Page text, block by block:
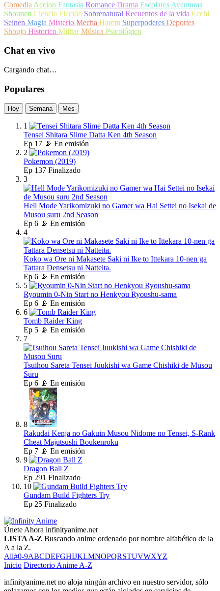
ComediaAccion Fantasia Romance Drama EscolaresAventuras
Shounen Ciencia Ficción Sobrenatural Recuentos de la vida Ecchi
Seinen Magia Misterio Mecha Harem Superpoderes Deportes
Shoujo Historico MilitarMúsica Psicológico
Chat en vivo
Cargando chat…
Populares
Hoy Semana Mes
1
Tensei Shitara Slime Datta Ken 4th Season
Ep 17 📡 En emisión
2
Pokemon (2019)
Ep 137 Finalizado
3
Hell Mode Yarikomizuki no Gamer wa Hai Settei no Isekai de
Musou suru 2nd Season
Ep 6 📡 En emisión
4
Koko wa Ore ni Makasete Saki ni Ike to Ittekara 10-nen ga
Tattara Densetsu ni Natteita.
Ep 6 📡 En emisión
5
Ryoumin 0-Nin Start no Henkyou Ryoushu-sama
Ep 6 📡 En emisión
6
Tomb Raider King
Ep 5 📡 En emisión
7
Tsuihou Sareta Tensei Juukishi wa Game Chishiki de Musou
Suru
Ep 6 📡 En emisión
8
Rakudai Kenja no Gakuin Musou Nidome no Tensei, S-Rank
Cheat Majutsushi Boukenroku
Ep 7 📡 En emisión
9
Dragon Ball Z
Ep 291 Finalizado
10
Gundam Build Fighters Try
Ep 25 Finalizado
Únete Ahora infinityanime.net
LISTA A-Z Buscando anime ordenado por nombre alfabético de la
A a la Z.
All#0-9ABCDEFGHIJKLMNOPQRSTUVWXYZ
Inicio Directorio Anime A-Z
infinityanime.net no aloja ningún archivo en nuestro servidor, sólo